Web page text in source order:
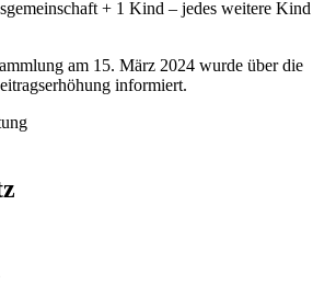
+ 1 Kind – jedes weitere Kind
am 15. März 2024 wurde über die
informiert.